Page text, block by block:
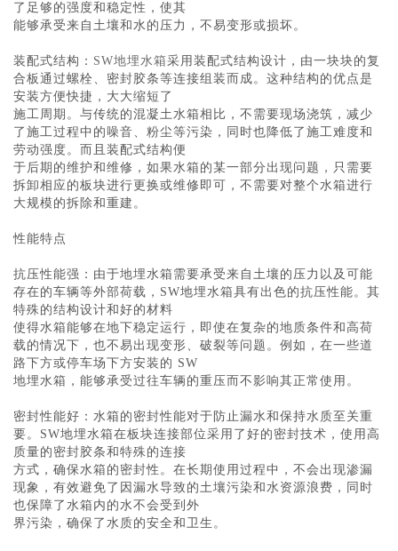
了足够的强度和稳定性，使其
能够承受来自土壤和水的压力，不易变形或损坏。
装配式结构： SW地埋水箱采用装配式结构设计，由一块块的复
合板通过螺栓、密封胶条等连接组装而成。这种结构的优点是
安装方便快捷，大大缩短了
施工周期。与传统的混凝土水箱相比，不需要现场浇筑，减少
了施工过程中的噪音、粉尘等污染，同时也降低了施工难度和
劳动强度。而且装配式结构便
于后期的维护和维修，如果水箱的某一部分出现问题，只需要
拆卸相应的板块进行更换或维修即可，不需要对整个水箱进行
大规模的拆除和重建。
性能特点
抗压性能强：由于地埋水箱需要承受来自土壤的压力以及可能
存在的车辆等外部荷载，SW地埋水箱具有出色的抗压性能。其
特殊的结构设计和好的材料
使得水箱能够在地下稳定运行，即使在复杂的地质条件和高荷
载的情况下，也不易出现变形、破裂等问题。例如，在一些道
路下方或停车场下方安装的 SW
地埋水箱，能够承受过往车辆的重压而不影响其正常使用。
密封性能好：水箱的密封性能对于防止漏水和保持水质至关重
要。SW地埋水箱在板块连接部位采用了好的密封技术，使用高
质量的密封胶条和特殊的连接
方式，确保水箱的密封性。在长期使用过程中，不会出现渗漏
现象，有效避免了因漏水导致的土壤污染和水资源浪费，同时
也保障了水箱内的水不会受到外
界污染，确保了水质的安全和卫生。